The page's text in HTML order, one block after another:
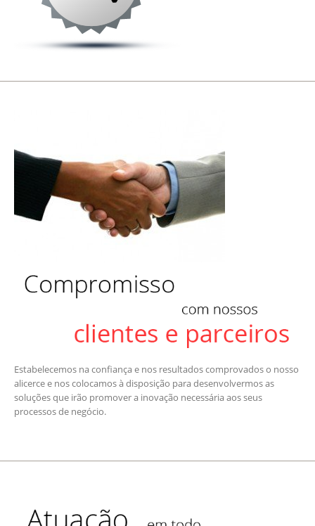
Estabelecemos na confiança e nos resultados comprovados o nosso
alicerce e nos colocamos à disposição para desenvolvermos as
soluções que irão promover a inovação necessária aos seus
processos de negócio.